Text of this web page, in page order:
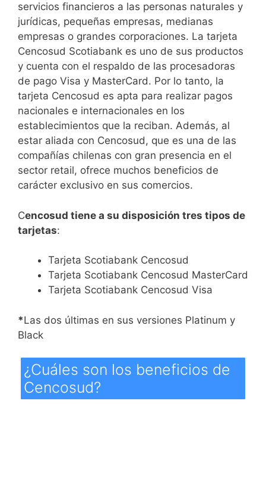
servicios financieros a las personas naturales y
jurídicas, pequeñas empresas, medianas
empresas o grandes corporaciones. La tarjeta
Cencosud Scotiabank es uno de sus productos
y cuenta con el respaldo de las procesadoras
de pago Visa y MasterCard. Por lo tanto, la
tarjeta Cencosud es apta para realizar pagos
nacionales e internacionales en los
establecimientos que la reciban. Además, al
estar aliada con Cencosud, que es una de las
compañías chilenas con gran presencia en el
sector retail, ofrece muchos beneficios de
carácter exclusivo en sus comercios.
Cencosud tiene a su disposición tres tipos de
tarjetas:
Tarjeta Scotiabank Cencosud
Tarjeta Scotiabank Cencosud MasterCard
Tarjeta Scotiabank Cencosud Visa
*Las dos últimas en sus versiones Platinum y
Black
¿Cuáles son los beneficios de
Cencosud?